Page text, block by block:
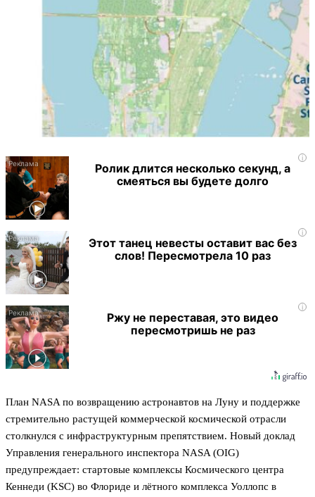
i
Ролик длится несколько секунд, а
смеяться вы будете долго
i
Этот танец невесты оставит вас без
слов! Пересмотрела 10 раз
i
Ржу не переставая, это видео
пересмотришь не раз
План NASA по возвращению астронавтов на Луну и поддержке
стремительно растущей коммерческой космической отрасли
столкнулся с инфраструктурным препятствием. Новый доклад
Управления генерального инспектора NASA (OIG)
предупреждает: стартовые комплексы Космического центра
Кеннеди (KSC) во Флориде и лётного комплекса Уоллопс в